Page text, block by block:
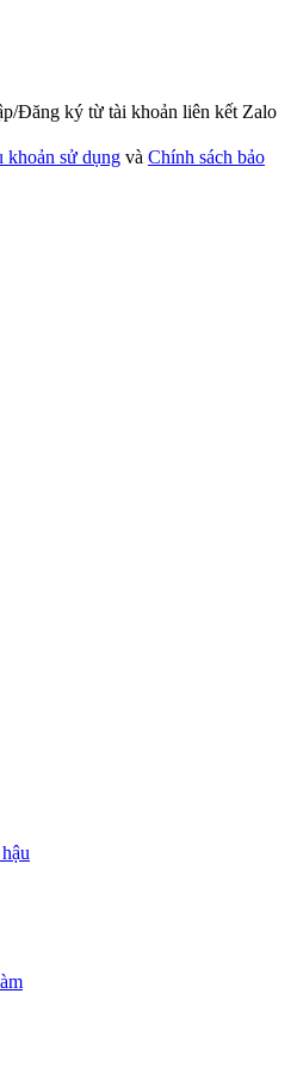
Đăng ký từ tài khoản liên kết Zalo
khoản sử dụng và Chính sách bảo